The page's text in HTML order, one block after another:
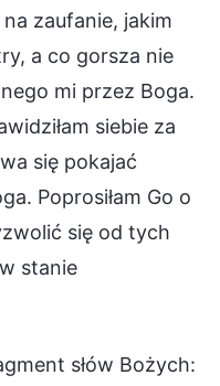
na zaufanie, jakim
a co gorsza nie
mi przez Boga.
siebie za
się pokajać
Poprosiłam Go o
się od tych
stanie
słów Bożych: